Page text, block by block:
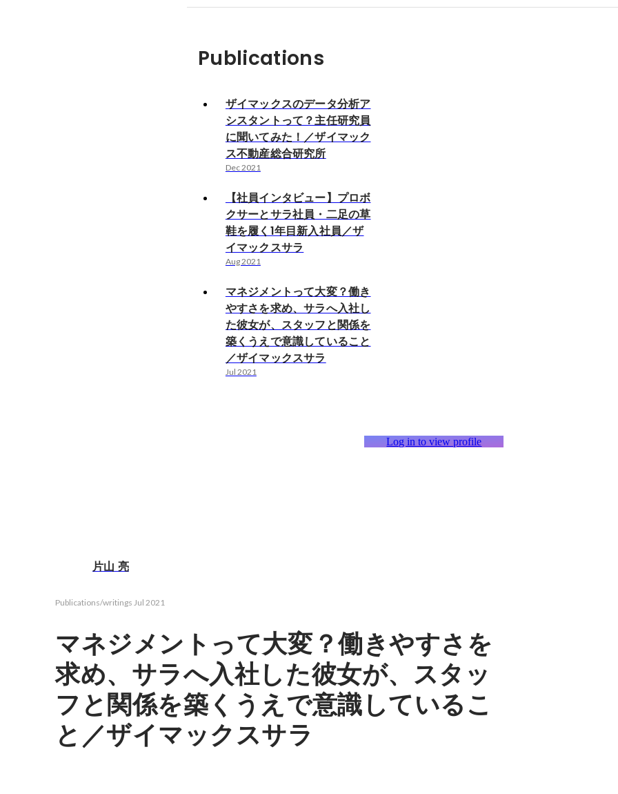
Publications
ザイマックスのデータ分析ア
シスタントって？主任研究員
に聞いてみた！／ザイマック
ス不動産総合研究所
Dec 2021
【社員インタビュー】プロボ
クサーとサラ社員・二足の草
鞋を履く1年目新入社員／ザ
イマックスサラ
Aug 2021
マネジメントって大変？働き
やすさを求め、サラへ入社し
た彼女が、スタッフと関係を
築くうえで意識していること
／ザイマックスサラ
Jul 2021
Log in to view profile
片山 亮
Publications/writings Jul 2021
マネジメントって大変？働きやすさを
求め、サラへ入社した彼女が、スタッ
フと関係を築くうえで意識しているこ
と／ザイマックスサラ